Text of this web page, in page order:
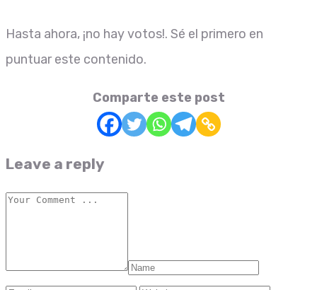
Hasta ahora, ¡no hay votos!. Sé el primero en
puntuar este contenido.
Comparte este post
Leave a reply